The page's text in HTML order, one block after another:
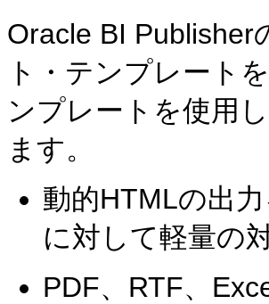
Oracle BI Publisher
ト・テンプレート
ンプレートを使用
ます。
動的HTMLの出
に対して軽量の
PDF、RTF、